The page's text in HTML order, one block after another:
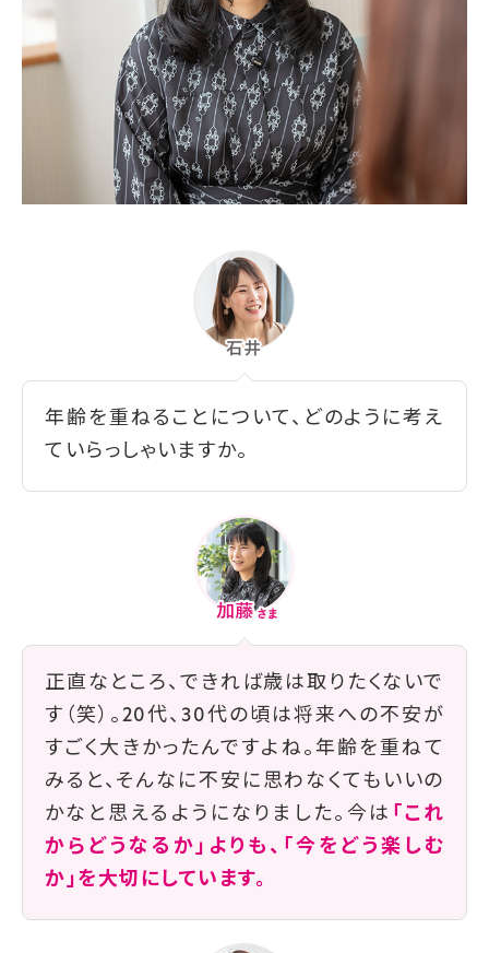
年齢を重ねることについて、どのように考え
ていらっしゃいますか。
正直なところ、できれば歳は取りたくないで
す（笑）。20代、30代の頃は将来への不安が
すごく大きかったんですよね。年齢を重ねて
みると、そんなに不安に思わなくてもいいの
かなと思えるようになりました。今は 「これ
からどうなるか」よりも、「今をどう楽しむ
か」を大切にしています。